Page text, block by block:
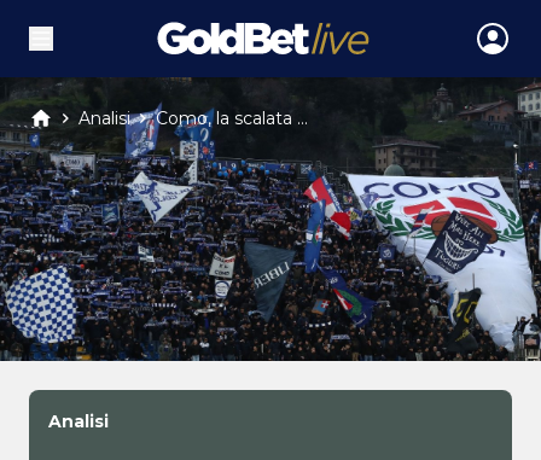
Analisi Como, la scalata ...
Analisi